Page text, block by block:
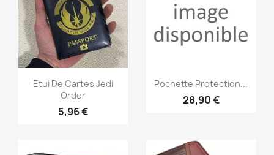
Aperçu rapide
Etui De Cartes Jedi
Order
5,96 €
Aperçu rapide
Pochette Protection...
28,90 €